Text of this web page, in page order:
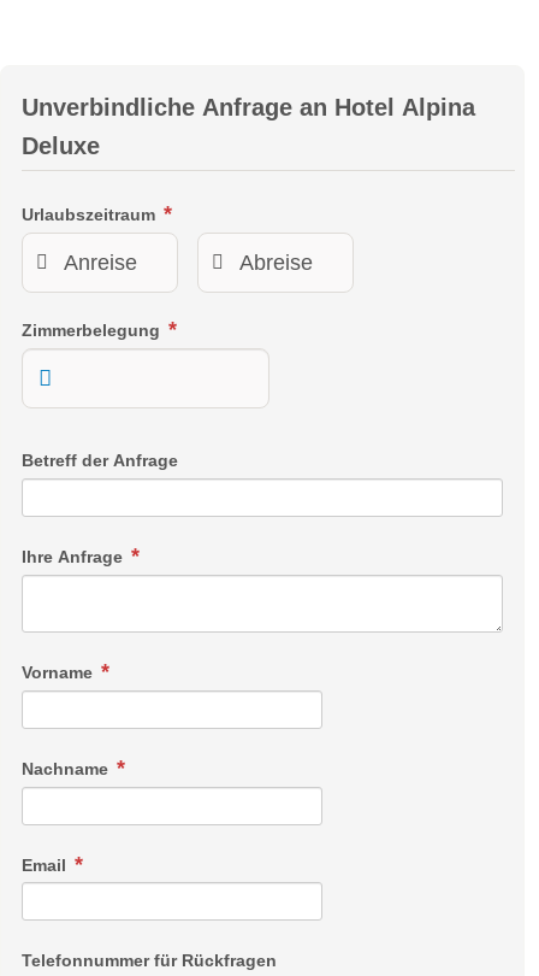
Unverbindliche Anfrage an Hotel Alpina
Deluxe
Urlaubszeitraum
Zimmerbelegung
Betreff der Anfrage
Ihre Anfrage
Vorname
Nachname
Email
Telefonnummer für Rückfragen